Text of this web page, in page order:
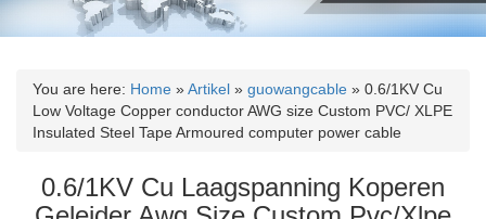
n
a
g
You are here: Home »Artikel » guowangcable » 0.6/1KV Cu
Low Voltage Copper conductor AWG size Custom PVC/ XLPE
Insulated Steel Tape Armoured computer power cable
0.6/1KV Cu Laagspanning Koperen